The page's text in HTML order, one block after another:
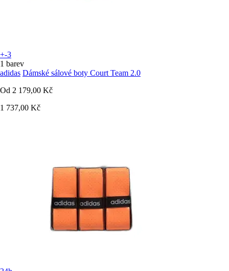
+-3
1 barev
adidas Dámské sálové boty Court Team 2.0
Od 2 179,00 Kč
1 737,00 Kč